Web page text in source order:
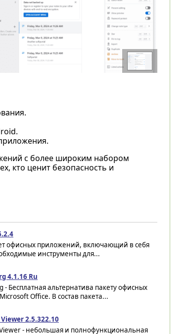
с более широким набором
кто ценит безопасность и
офисных приложений, включающий в себя
инструменты для...
4.1.16 Ru
- Бесплатная альтернатива пакету офисных
Office. В состав пакета...
Viewer 2.5.322.10
Viewer - небольшая и полнофункциональная